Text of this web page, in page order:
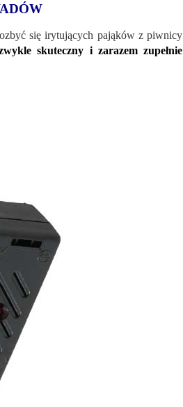
się irytujących pająków z piwnicy
skuteczny i zarazem zupełnie